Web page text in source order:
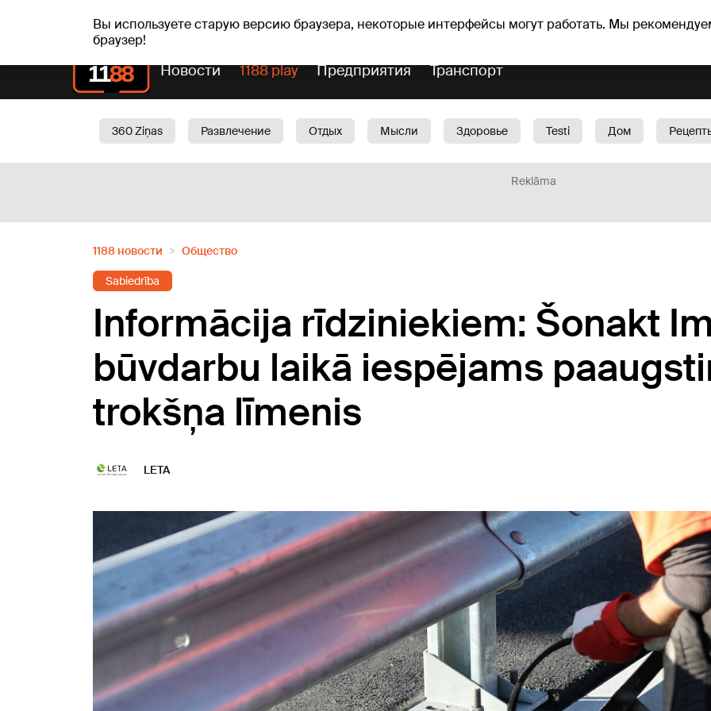
Вы используете старую версию браузера, некоторые интерфейсы могут работать. Мы
браузер!
чт, 06.08.2026. +24°C Aisma, Askolds Прогноз погоды Гороскопы
Новости 1188 play Предприятия Транспорт
360 Ziņas Развлечение Отдых Мысли Здоровье Testi Дом
Reklāma
1188 новости Oбщество
Sabiedrība
Informācija rīdziniekiem: Šonakt
būvdarbu laikā iespējams
trokšņa līmenis
LETA